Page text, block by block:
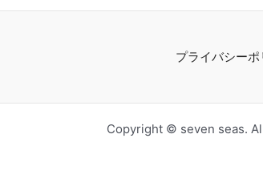
プライバシーポ
Copyright © seven seas.